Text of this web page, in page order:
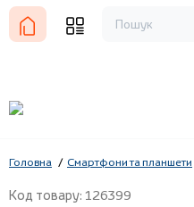
Головна Смартфони та планшети
Код товару: 126399